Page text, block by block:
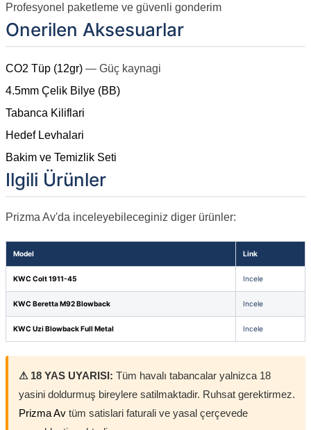
Profesyonel paketleme ve güvenli gonderim
Onerilen Aksesuarlar
CO2 Tüp (12gr) — Güç kaynagi
4.5mm Çelik Bilye (BB)
Tabanca Kiliflari
Hedef Levhalari
Bakim ve Temizlik Seti
Ilgili Ürünler
Prizma Av'da inceleyebileceginiz diger ürünler:
Model Link
KWC Colt 1911-45 Incele
KWC Beretta M92 Blowback Incele
KWC Uzi Blowback Full Metal Incele
⚠ 18 YAS UYARISI: Tüm havalı tabancalar yalnizca 18
yasini doldurmuş bireylere satilmaktadir. Ruhsat gerektirmez.
Prizma Av tüm satislari faturali ve yasal çerçevede